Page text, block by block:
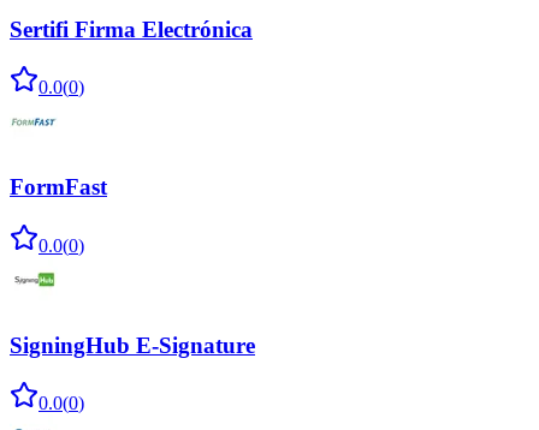
Sertifi Firma Electrónica
0.0(0)
FormFast
0.0(0)
SigningHub E-Signature
0.0(0)